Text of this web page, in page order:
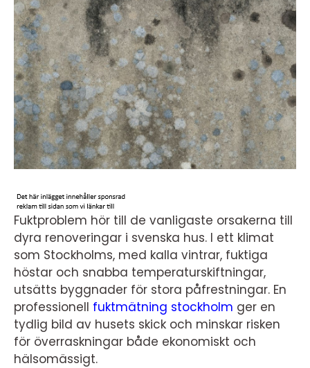
Fuktproblem hör till de vanligaste orsakerna till
dyra renoveringar i svenska hus. I ett klimat
som Stockholms, med kalla vintrar, fuktiga
höstar och snabba temperaturskiftningar,
utsätts byggnader för stora påfrestningar. En
professionell fuktmätning stockholm ger en
tydlig bild av husets skick och minskar risken
för överraskningar både ekonomiskt och
hälsomässigt.